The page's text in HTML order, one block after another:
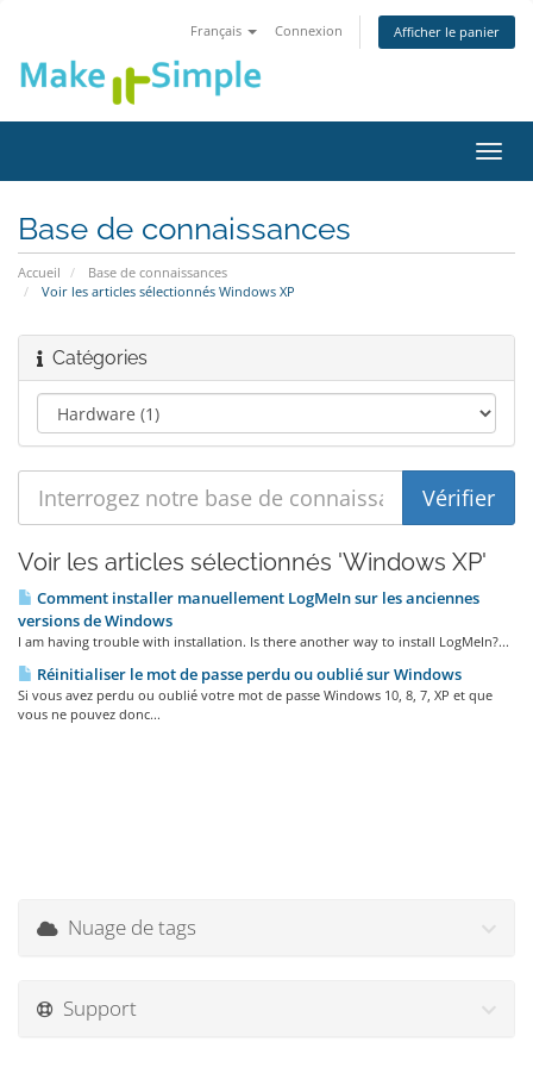
Français Connexion Afficher le panier
la
Base de connaissances
Accueil
Base de connaissances
Voir les articles sélectionnés Windows XP
Catégories
Voir les articles sélectionnés 'Windows XP'
Comment installer manuellement LogMeIn sur les anciennes
versions de Windows
I am having trouble with installation. Is there another way to install LogMeIn?...
Réinitialiser le mot de passe perdu ou oublié sur Windows
Si vous avez perdu ou oublié votre mot de passe Windows 10, 8, 7, XP et que
vous ne pouvez donc...
Nuage de tags
Support